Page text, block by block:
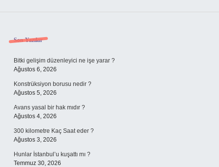
Sidebar
Son Yazılar
Bitki gelişim düzenleyici ne işe yarar ?
Ağustos 6, 2026
Konstrüksiyon borusu nedir ?
Ağustos 5, 2026
Avans yasal bir hak mıdır ?
Ağustos 4, 2026
300 kilometre Kaç Saat eder ?
Ağustos 3, 2026
Hunlar İstanbul’u kuşattı mı ?
Temmuz 30, 2026